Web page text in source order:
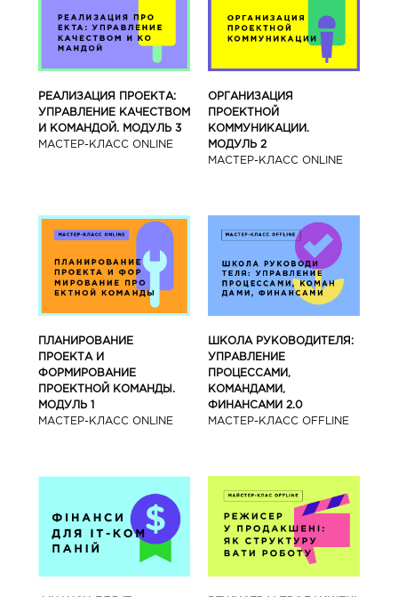
РЕАЛИЗАЦИЯ ПРОЕКТА:
УПРАВЛЕНИЕ КАЧЕСТВОМ
И КОМАНДОЙ. МОДУЛЬ 3
МАСТЕР-КЛАСС ONLINE
ОРГАНИЗАЦИЯ
ПРОЕКТНОЙ
КОММУНИКАЦИИ.
МОДУЛЬ 2
МАСТЕР-КЛАСС ONLINE
ПЛАНИРОВАНИЕ
ПРОЕКТА И
ФОРМИРОВАНИЕ
ПРОЕКТНОЙ КОМАНДЫ.
МОДУЛЬ 1
МАСТЕР-КЛАСС ONLINE
ШКОЛА РУКОВОДИТЕЛЯ:
УПРАВЛЕНИЕ
ПРОЦЕССАМИ,
КОМАНДАМИ,
ФИНАНСАМИ 2.0
МАСТЕР-КЛАСС OFFLINE